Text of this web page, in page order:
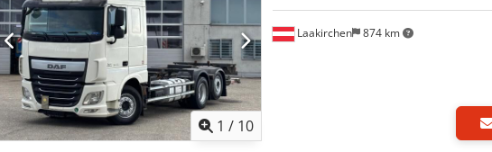
1 / 10
Laakirchen 874 km